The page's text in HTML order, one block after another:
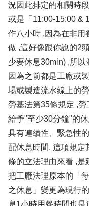
況因此排定的相關時
或是「11:00-15:00 &
作八小時 ,因為在非用
做 ,這好像跟你說的2
少要休息30min) ,所
因為之前都是工廠或
場或製造流水線上的
勞基法第35條規定 ,
給予"至少30分鐘"的
具有連續性、緊急性
配休息時間. 這項規定
條的立法理由來看 ,是
把工廠法理原本的「
之休息」變更為現行
息1小時用餐時間也